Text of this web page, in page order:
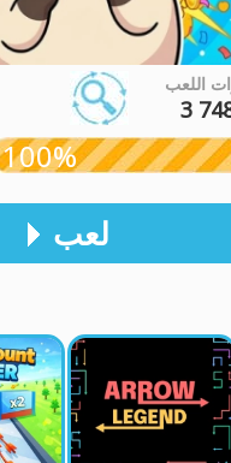
اللعب
3
100%
لعب